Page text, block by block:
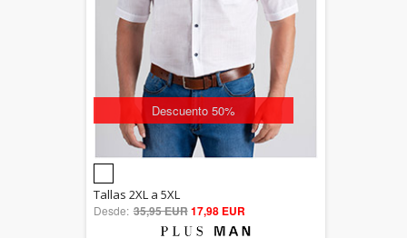
Descuento 50%
5.00
out of 5
Tallas 2XL a 5XL
Desde: 35,95 EUR17,98 EUR